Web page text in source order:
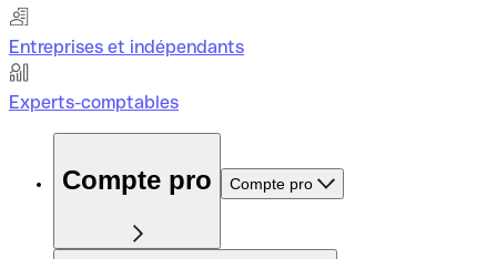
Entreprises et indépendants
Experts-comptables
Compte pro Compte pro